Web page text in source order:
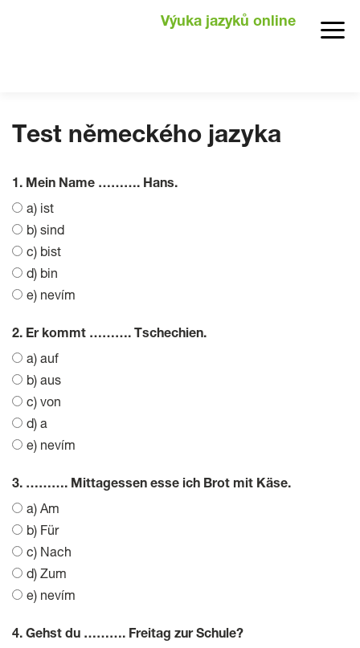
Výuka jazyků online
Test německého jazyka
1. Mein Name ………. Hans.
a) ist
b) sind
c) bist
d) bin
e) nevím
2. Er kommt ………. Tschechien.
a) auf
b) aus
c) von
d) a
e) nevím
3. ………. Mittagessen esse ich Brot mit Käse.
a) Am
b) Für
c) Nach
d) Zum
e) nevím
4. Gehst du ………. Freitag zur Schule?